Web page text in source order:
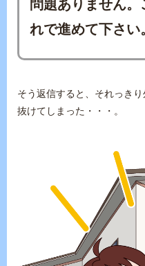
れで進めて下さい。
そう返信すると、それっき
抜けてしまった・・・。